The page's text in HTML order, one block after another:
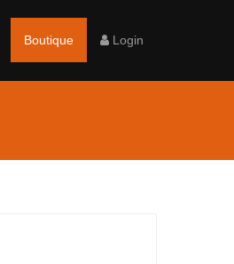
Boutique Login